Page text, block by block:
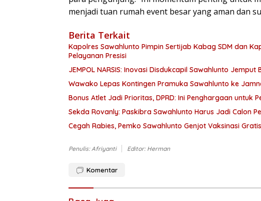
menjadi tuan rumah event besar yang aman dan
Berita Terkait
Kapolres Sawahlunto Pimpin Sertijab Kabag SDM dan
Pelayanan Presisi
JEMPOL NARSIS: Inovasi Disdukcapil Sawahlunto Jemput
Wawako Lepas Kontingen Pramuka Sawahlunto ke
Bonus Atlet Jadi Prioritas, DPRD: Ini Penghargaan untuk
Sekda Rovanly: Paskibra Sawahlunto Harus Jadi Calon
Cegah Rabies, Pemko Sawahlunto Genjot Vaksinasi
Penulis: Afriyanti Editor: Herman
Komentar